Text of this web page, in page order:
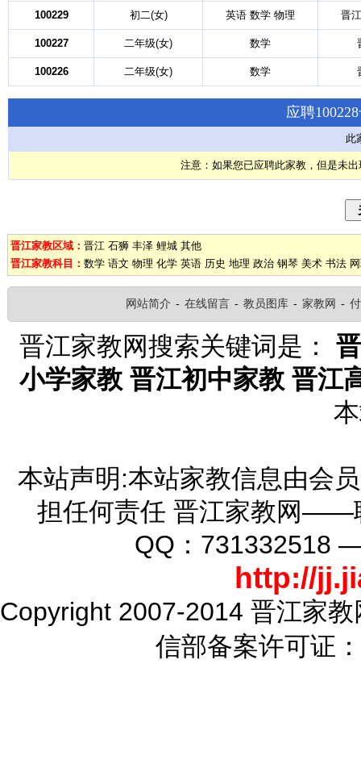
100229 初二(女) 英语 数学 物理 晋
100227 二年级(女) 数学
100226 二年级(女) 数学
应聘
此
注意：如果您已应聘此家教，但是未
晋江家教区域： 晋江 石狮 丰泽 鲤城 其他
晋江家教科目： 数学 语文 物理 化学 英语 历史 地理 政治 钢琴 美术 书法
网站简介 - 在线留言 - 教员图库 - 家教网 -
晋江家教网搜索关键词是：
小学家教 晋江初中家教 晋江
本站声明:本站家教信息由会
担任何责任 晋江家教网
QQ：731332518
http://
Copyright 2007-2014 晋江家
信部备案许可证